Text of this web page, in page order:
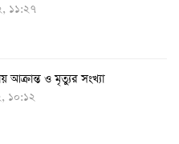
১১:২৭
আক্রান্ত ও মৃত্যুর সংখ্যা
১০:১২